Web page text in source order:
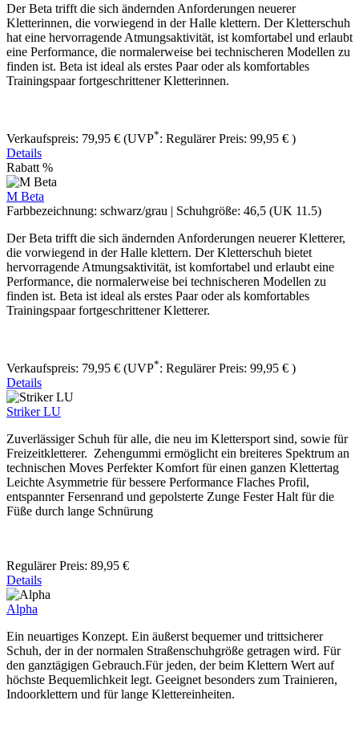
Der Beta ​trifft die sich ändernden Anforderungen neuerer
Kletterinnen, die vorwiegend in der Halle klettern. Der Kletterschuh
hat eine hervorragende Atmungsaktivität, ist komfortabel und erlaubt
eine Performance, die normalerweise bei technischeren Modellen zu
finden ist. Beta ist ideal als erstes Paar oder als komfortables
Trainingspaar fortgeschrittener Kletterinnen.
Verkaufspreis: 79,95 € (UVP*: Regulärer Preis: 99,95 € )
Details
Rabatt %
M Beta
Farbbezeichnung: schwarz/grau | Schuhgröße: 46,5 (UK 11.5)
Der Beta ​trifft die sich ändernden Anforderungen neuerer Kletterer,
die vorwiegend in der Halle klettern. Der Kletterschuh bietet
hervorragende Atmungsaktivität, ist komfortabel und erlaubt eine
Performance, die normalerweise bei technischeren Modellen zu
finden ist. Beta ist ideal als erstes Paar oder als komfortables
Trainingspaar fortgeschrittener Kletterer.
Verkaufspreis: 79,95 € (UVP*: Regulärer Preis: 99,95 € )
Details
Striker LU
Zuverlässiger Schuh für alle, die neu im Klettersport sind, sowie für
Freizeitkletterer. Zehengummi ermöglicht ein breiteres Spektrum an
technischen Moves Perfekter Komfort für einen ganzen Klettertag
Leichte Asymmetrie für bessere Performance Flaches Profil,
entspannter Fersenrand und gepolsterte Zunge Fester Halt für die
Füße durch lange Schnürung
Regulärer Preis: 89,95 €
Details
Alpha
Ein neuartiges Konzept. Ein äußerst bequemer und trittsicherer
Schuh, der in der normalen Straßenschuhgröße getragen wird. Für
den ganztägigen Gebrauch.Für jeden, der beim Klettern Wert auf
höchste Bequemlichkeit legt. Geeignet besonders zum Trainieren,
Indoorklettern und für lange Klettereinheiten.